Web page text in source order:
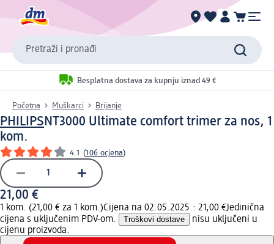
Pretraži i pronađi
Besplatna dostava za kupnju iznad 49 €
Početna Muškarci Brijanje
PHILIPSNT3000 Ultimate comfort trimer za nos, 1
kom.
4.1 (106 ocjena)
21,00 €
1 kom. (21,00 € za 1 kom.)Cijena na 02.05.2025.: 21,00 €Jedinična
cijena s uključenim PDV-om.
Troškovi dostave
nisu uključeni u
cijenu proizvoda.